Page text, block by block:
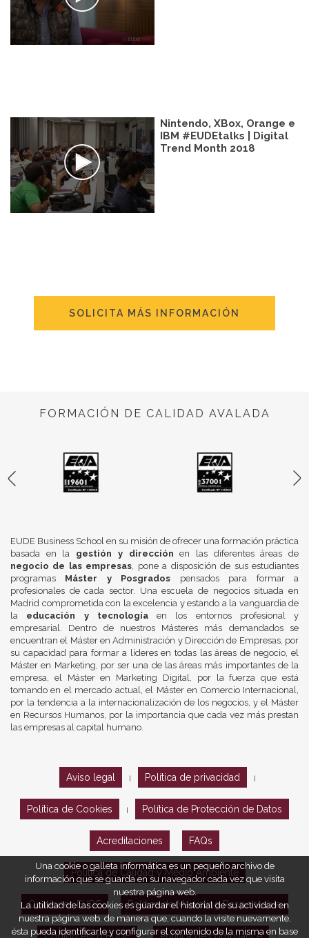
Nintendo, XBox, Orange e
IBM #EUDEtalks | Digital
Trend Month 2018
SOLICITA MÁS INFORMACIÓN
FORMACIÓN DE CALIDAD AVALADA
EUDE Business School en su misión de ofrecer una formación práctica
basada en la gestión y dirección en las diferentes áreas de
negocio de las empresas, pone a disposición de sus estudiantes
programas Máster y Posgrados pensados para formar a
profesionales de cada sector. Una escuela de negocios situada en
Madrid comprometida con la excelencia y estando a la vanguardia de
la educación y tecnologíaen los entornos profesional y
empresarial. Dentro de nuestros Másteres más demandados se
encuentran el Máster en Administración y Dirección de Empresas, por
su capacidad para formar a líderes en todas las áreas de negocio, el
Máster en Marketing, por ser una de las áreas más importantes de la
empresa, el Máster en Marketing Digital, por la fuerza que está
tomando en el mercado actual, el Máster en Comercio Internacional,
por la tendencia a la internacionalización de los negocios, y el Máster
en Recursos Humanos, por la importancia que cada vez más prestan
las empresas al capital humano.
Aviso legal Política de privacidad
Política de Cookies Política de Protección de Datos
Acreditaciones FAQs
Política de Calidad y Medio Ambiente
Opiniones EUDE Política de Marketing Responsable
Una cookie o galleta informática es un pequeño archivo de
información que se guarda en su navegador cada vez que visita
nuestra página web.
La utilidad de las cookies es guardar el historial de su actividad en
nuestra página web, de manera que, cuando la visite nuevamente,
ésta pueda identificarle y configurar el contenido de la misma en base